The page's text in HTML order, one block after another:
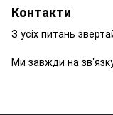
Контакти
З усіх питань
Ми завжди на